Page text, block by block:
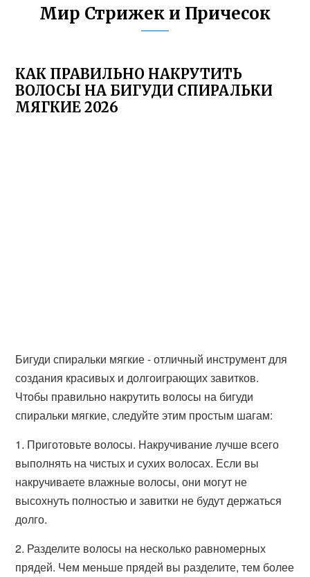
Мир Стрижек и Причесок
КАК ПРАВИЛЬНО НАКРУТИТЬ
ВОЛОСЫ НА БИГУДИ СПИРАЛЬКИ
МЯГКИЕ 2026
Бигуди спиральки мягкие - отличный инструмент для
создания красивых и долгоиграющих завитков.
Чтобы правильно накрутить волосы на бигуди
спиральки мягкие, следуйте этим простым шагам:
1. Приготовьте волосы. Накручивание лучше всего
выполнять на чистых и сухих волосах. Если вы
накручиваете влажные волосы, они могут не
высохнуть полностью и завитки не будут держаться
долго.
2. Разделите волосы на несколько равномерных
прядей. Чем меньше прядей вы разделите, тем более